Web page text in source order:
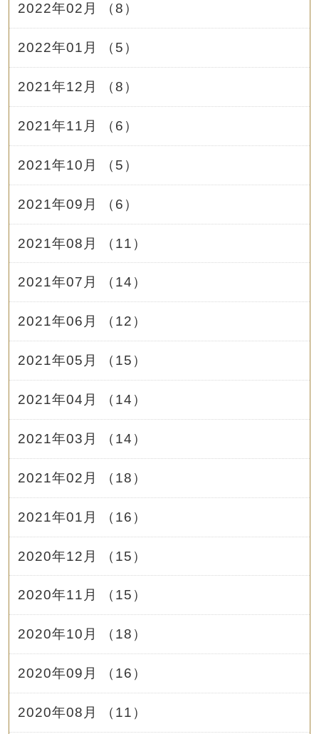
2022年02月 （8）
2022年01月 （5）
2021年12月 （8）
2021年11月 （6）
2021年10月 （5）
2021年09月 （6）
2021年08月 （11）
2021年07月 （14）
2021年06月 （12）
2021年05月 （15）
2021年04月 （14）
2021年03月 （14）
2021年02月 （18）
2021年01月 （16）
2020年12月 （15）
2020年11月 （15）
2020年10月 （18）
2020年09月 （16）
2020年08月 （11）